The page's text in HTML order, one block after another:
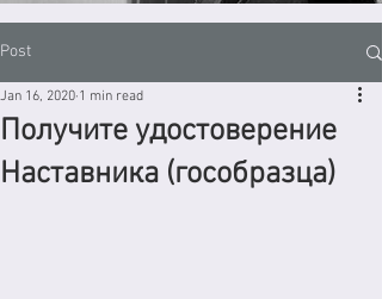
Post
Получите удостоверение
Наставника (гособразца)
Jan 16, 2020 1 min read